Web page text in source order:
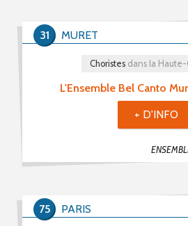
L'Ensemble Bel Canto
Choristes dans la
MURET
31
+ D'INFO
PARIS
75